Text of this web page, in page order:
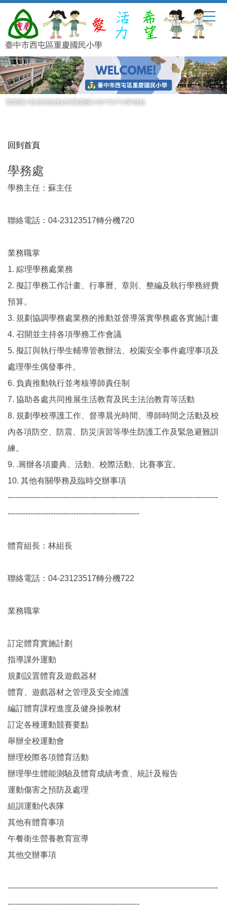
主
要
內
容
區
臺中市西屯區重慶國民小學
重慶國小歡迎頁面連結到重慶國小的YOUYUBE連結
回到首頁
學務處
學務主任：蘇主任
聯絡電話：04-23123517轉分機720
業務職掌
1. 綜理學務處業務
2. 擬訂學務工作計畫、行事曆、章則、整編及執行學務經費
預算。
3. 規劃協調學務處業務的推動並督導落實學務處各實施計畫
4. 召開並主持各項學務工作會議
5. 擬訂與執行學生輔導管教辦法、校園安全事件處理事項及
處理學生偶發事件。
6. 負責推動執行並考核導師責任制
7. 協助各處共同推展生活教育及民主法治教育等活動
8. 規劃學校導護工作、督導晨光時間、導師時間之活動及校
內各項防空、防震、防災演習等學生防護工作及緊急避難訓
練。
9. .籌辦各項慶典、活動、校際活動、比賽事宜。
10. 其他有關學務及臨時交辦事項
-----------------------------------------------------------------------------------
----------------------------------------------------
體育組長：林組長
聯絡電話：04-23123517轉分機722
業務職掌
訂定體育實施計劃
指導課外運動
規劃設置體育及遊戲器材
體育、遊戲器材之管理及安全維護
編訂體育課程進度及健身操教材
訂定各種運動競賽要點
舉辦全校運動會
辦理校際各項體育活動
辦理學生體能測驗及體育成績考查、統計及報告
運動傷害之預防及處理
組訓運動代表隊
其他有體育事項
午餐衛生營養教育宣導
其他交辦事項
-----------------------------------------------------------------------------------
----------------------------------------------------